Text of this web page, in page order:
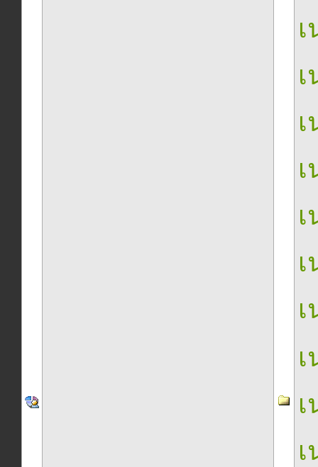
เ
เ
เ
เ
เ
เ
เ
เ
เ
เ